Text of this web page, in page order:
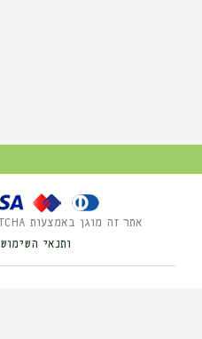
אתר זה מוגן באמצעות reCAPTCHA,
ותנאי השימוש